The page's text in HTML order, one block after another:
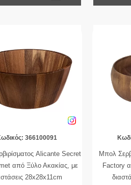
366100091
Alicante Secret
από Ξύλο Ακακίας, με
28x28x11cm
Μπολ
Factory